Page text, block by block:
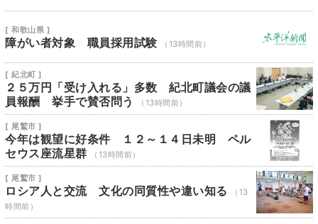
[ 和歌山県 ]
障がい者対象 職員採用試験 （13時間前）
[ 紀北町 ]
２５万円「受け入れる」多数 紀北町議会の議
員報酬 挙手で賛否問う
（13時間前）
[ 尾鷲市 ]
今年は観望に好条件 １２～１４日未明 ペル
セウス座流星群
（13時間前）
[ 尾鷲市 ]
ロシア人と交流 文化の同質性や違い知る
（13
時間前）